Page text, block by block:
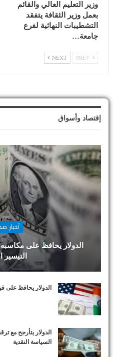
وزير التعليم العالي والقائم
بعمل وزير الثقافة يتفقد
التشطيبات النهائية لفرع
جامعة…
NEXT
إقتصاد وأسواق
أخبار
الدولار يحافظ على
التيسير
الدولار يحافظ على
الدولار يتأرجح مع
السياسة النقدية